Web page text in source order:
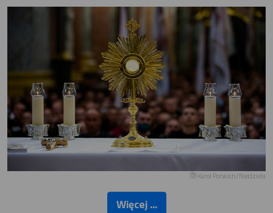
Karol Porwich/Niedziela
Więcej ...